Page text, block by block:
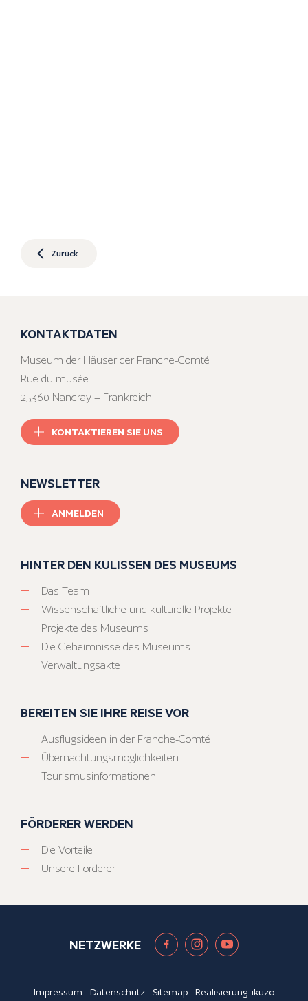
Zurück
KONTAKTDATEN
Museum der Häuser der Franche-Comté
Rue du musée
25360 Nancray – Frankreich
KONTAKTIEREN SIE UNS
NEWSLETTER
ANMELDEN
HINTER DEN KULISSEN DES MUSEUMS
Das Team
Wissenschaftliche und kulturelle Projekte
Projekte des Museums
Die Geheimnisse des Museums
Verwaltungsakte
BEREITEN SIE IHRE REISE VOR
Ausflugsideen in der Franche-Comté
Übernachtungsmöglichkeiten
Tourismusinformationen
FÖRDERER WERDEN
Die Vorteile
Unsere Förderer
NETZWERKE
Impressum -Datenschutz- Sitemap- Realisierung:ikuzo